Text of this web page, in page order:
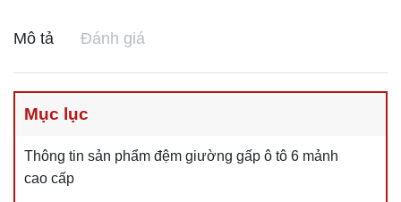
Mô tả Đánh giá
Mục lục
Thông tin sản phẩm đệm giường gấp ô tô 6 mảnh
cao cấp